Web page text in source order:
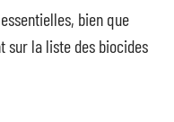
bien que
sur la liste des biocides